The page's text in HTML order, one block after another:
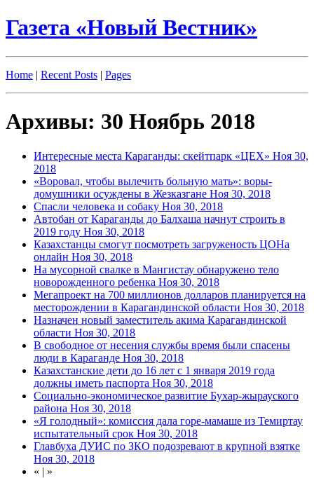
Газета «Новый Вестник»
Home | Recent Posts | Pages
Архивы: 30 Ноябрь 2018
Интересные места Караганды: скейтпарк «ЦЕХ» Ноя 30,
2018
«Воровал, чтобы вылечить больную мать»: воры-
домушники осуждены в Жезказгане Ноя 30, 2018
Cпасли человека и собаку Ноя 30, 2018
Автобан от Караганды до Балхаша начнут строить в
2019 году Ноя 30, 2018
Казахстанцы смогут посмотреть загруженость ЦОНа
онлайн Ноя 30, 2018
На мусорной свалке в Мангистау обнаружено тело
новорожденного ребенка Ноя 30, 2018
Мегапроект на 700 миллионов долларов планируется на
месторождении в Карагандинской области Ноя 30, 2018
Назначен новый заместитель акима Карагандинской
области Ноя 30, 2018
В свободное от несения службы время были спасены
люди в Караганде Ноя 30, 2018
Казахстанские дети до 16 лет с 1 января 2019 года
должны иметь паспорта Ноя 30, 2018
Социально-экономическое развитие Бухар-жырауского
района Ноя 30, 2018
«Я голодный»: комиссия дала горе-мамаше из Темиртау
испытательный срок Ноя 30, 2018
Главбуха ДУИС по ЗКО подозревают в крупной взятке
Ноя 30, 2018
« | »